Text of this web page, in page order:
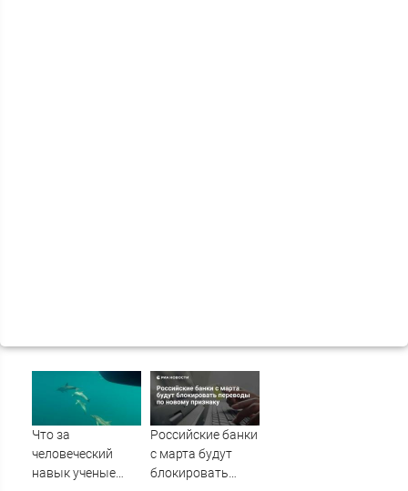
Что за
человеческий
навык ученые
Российские банки
с марта будут
блокировать